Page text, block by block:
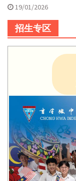
19/01/2026
招生专区